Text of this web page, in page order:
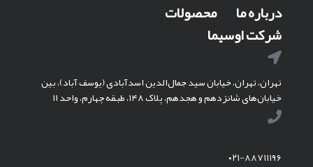
درباره ما
محصولات
شرکت اوسیما
تهران، تهران، خیابان سید جمال‌الدین اسدآبادی (یوسف آباد)، بین
خیابان‌های شانزدهم و هجدهم، پلاک ۱۴۸، طبقه چهارم، واحد ۱۱
۰۲۱-۸۸۷۱۱۱۹۶